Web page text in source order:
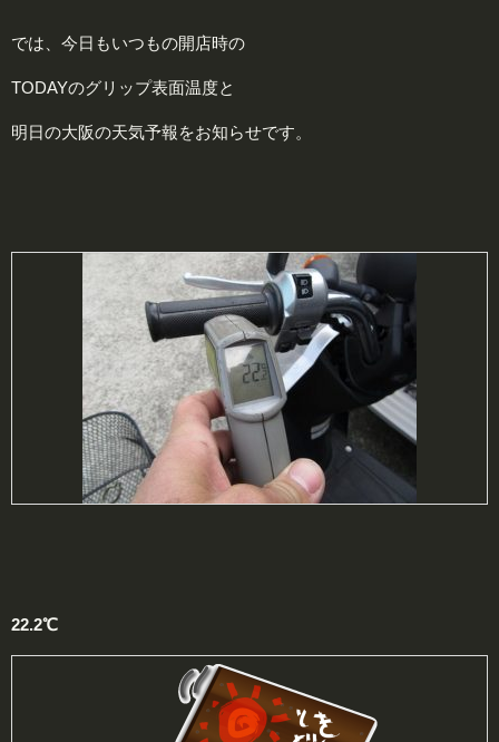
では、今日もいつもの開店時の
TODAYのグリップ表面温度と
明日の大阪の天気予報をお知らせです。
22.2℃